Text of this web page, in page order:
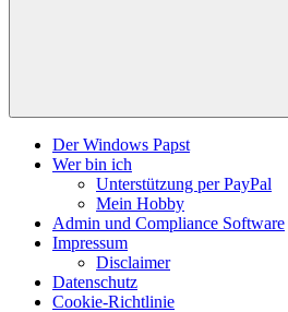
Der Windows Papst
Wer bin ich
Unterstützung per PayPal
Mein Hobby
Admin und Compliance Software
Impressum
Disclaimer
Datenschutz
Cookie-Richtlinie